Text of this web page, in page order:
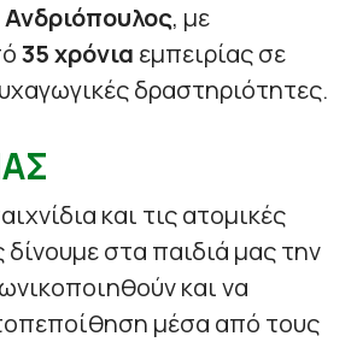
, με
35 χρόνια εμπειρίας σε
δραστηριότητες.
και τις ατομικές
στα παιδιά μας την
και να
μέσα από τους